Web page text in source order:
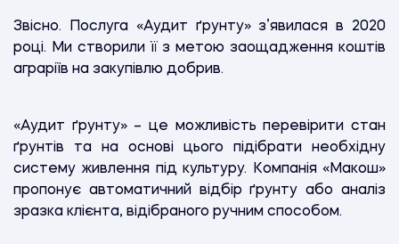
Звісно. Послуга «Аудит ґрунту» з’явилася в 2020
році. Ми створили її з метою заощадження коштів
аграріїв на закупівлю добрив.
«Аудит ґрунту» – це можливість перевірити стан
ґрунтів та на основі цього підібрати необхідну
систему живлення під культуру. Компанія «Макош»
пропонує автоматичний відбір ґрунту або аналіз
зразка клієнта, відібраного ручним способом.